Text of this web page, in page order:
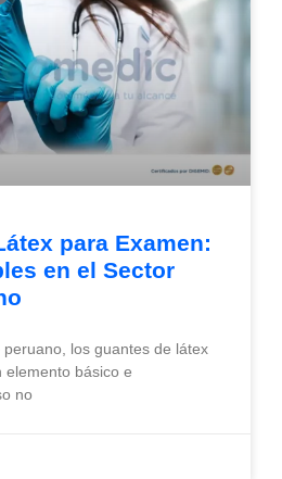
para Examen:
en el Sector
los guantes de látex
elemento básico e
no